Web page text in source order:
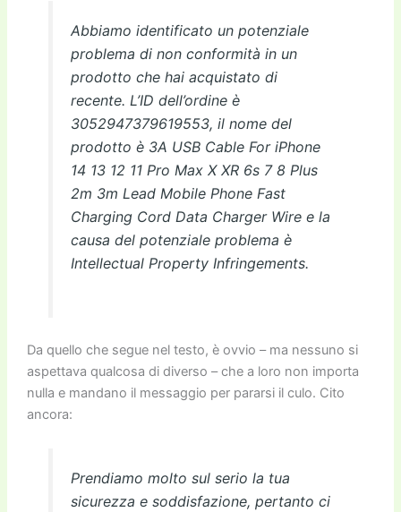
Abbiamo identificato un potenziale
problema di non conformità in un
prodotto che hai acquistato di
recente. L’ID dell’ordine è
3052947379619553, il nome del
prodotto è 3A USB Cable For iPhone
14 13 12 11 Pro Max X XR 6s 7 8 Plus
2m 3m Lead Mobile Phone Fast
Charging Cord Data Charger Wire e la
causa del potenziale problema è
Intellectual Property Infringements.
Da quello che segue nel testo, è ovvio – ma nessuno si
aspettava qualcosa di diverso – che a loro non importa
nulla e mandano il messaggio per pararsi il culo. Cito
ancora:
Prendiamo molto sul serio la tua
sicurezza e soddisfazione, pertanto ci